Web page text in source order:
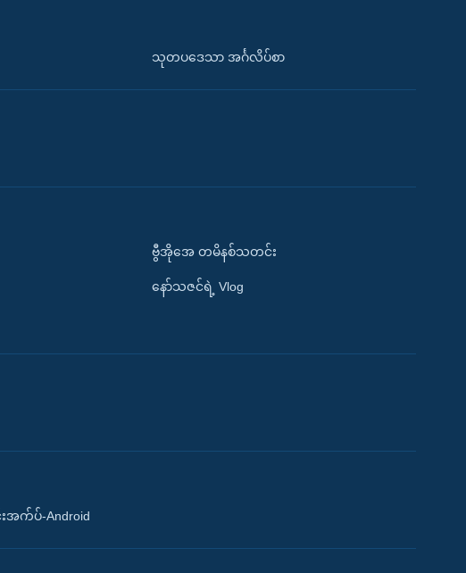
သုတပဒေသာ အင်္ဂလိပ်စာ
ဗွီအိုအေ တမိနစ်သတင်း
နော်သဇင်ရဲ့ Vlog
က်ပ်-Android